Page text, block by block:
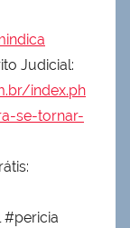
Judicial:
index.ph
se-tornar-
#pericia